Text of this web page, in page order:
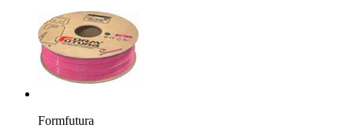
Formfutura